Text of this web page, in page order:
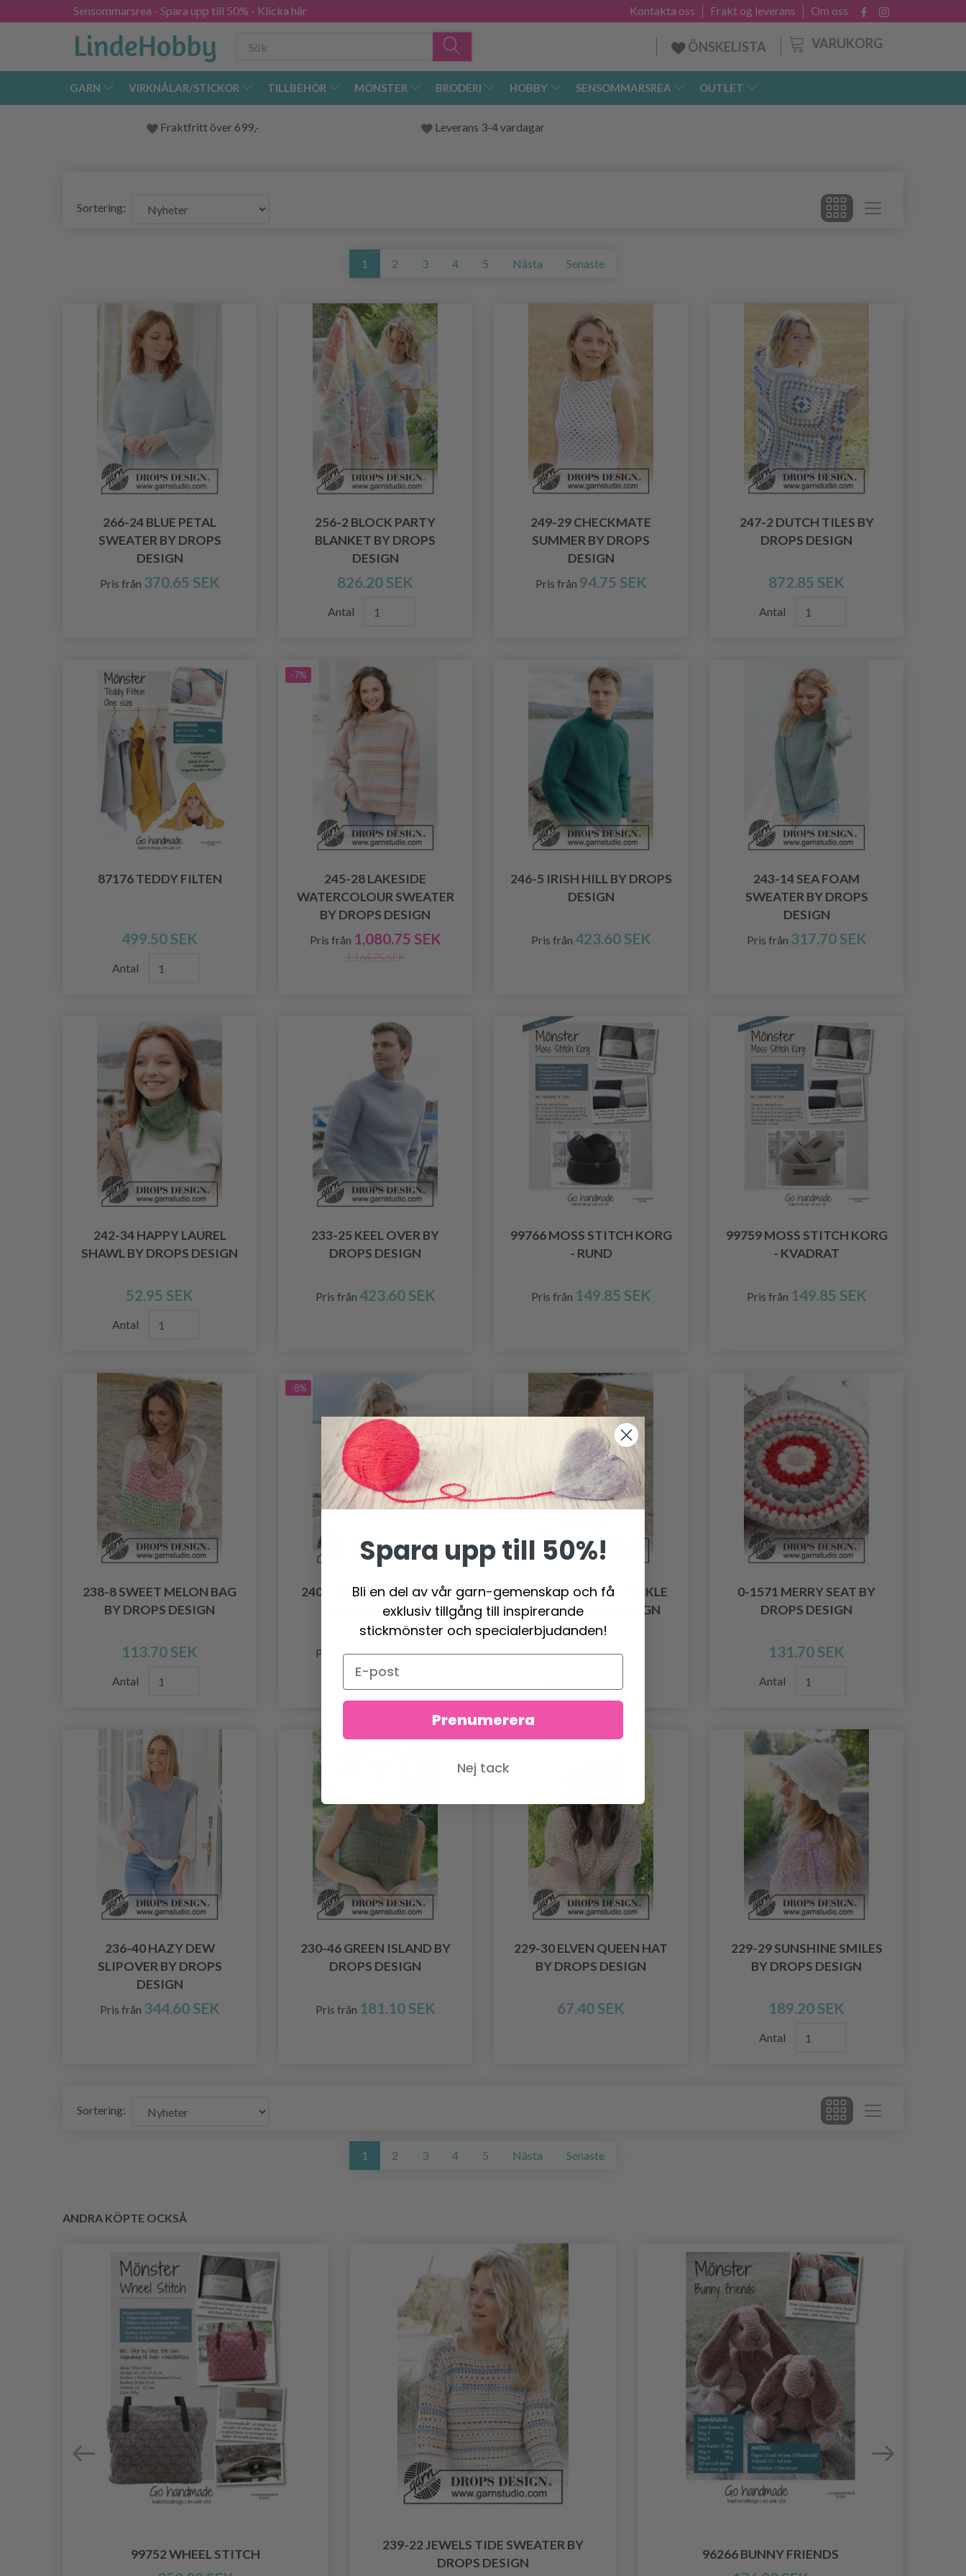
Sensommarsrea - Spara upp till 50% - Klicka här Om oss
Frakt og leverans
Kontakta oss
VARUKORG
ÖNSKELISTA
GARN VIRKNÅLAR/STICKOR TILLBEHÖR MÖNSTER BRODERI HOBBY SENSOMMARSREA OUTLET
Fraktfritt över 699,- Leverans 3-4 vardagar
Sortering:
1 2 3 4 5 Nästa Senaste
266-24 BLUE PETAL
SWEATER BY DROPS
DESIGN
Pris från 370.65 SEK
256-2 BLOCK PARTY
BLANKET BY DROPS
DESIGN
826.20 SEK
Antal
249-29 CHECKMATE
SUMMER BY DROPS
DESIGN
Pris från 94.75 SEK
247-2 DUTCH TILES BY
DROPS DESIGN
872.85 SEK
Antal
87176 TEDDY FILTEN
499.50 SEK
Antal
-7%
245-28 LAKESIDE
WATERCOLOUR SWEATER
BY DROPS DESIGN
Pris från 1,080.75 SEK
1,164.75 SEK
246-5 IRISH HILL BY DROPS
DESIGN
Pris från 423.60 SEK
243-14 SEA FOAM
SWEATER BY DROPS
DESIGN
Pris från 317.70 SEK
242-34 HAPPY LAUREL
SHAWL BY DROPS DESIGN
52.95 SEK
Antal
233-25 KEEL OVER BY
DROPS DESIGN
Pris från 423.60 SEK
99766 MOSS STITCH KORG
- RUND
Pris från 149.85 SEK
99759 MOSS STITCH KORG
- KVADRAT
Pris från 149.85 SEK
238-8 SWEET MELON BAG
BY DROPS DESIGN
113.70 SEK
Antal
-8%
240-2 WAVE BREAKER BY
DROPS DESIGN
Pris från379.50 SEK
414.50 SEK
238-7 TANGERINE TICKLE
BAG BY DROPS DESIGN
113.70 SEK
0-1571 MERRY SEAT BY
DROPS DESIGN
131.70 SEK
Antal
236-40 HAZY DEW
SLIPOVER BY DROPS
DESIGN
Pris från 344.60 SEK
230-46 GREEN ISLAND BY
DROPS DESIGN
Pris från 181.10 SEK
229-30 ELVEN QUEEN HAT
BY DROPS DESIGN
67.40 SEK
229-29 SUNSHINE SMILES
BY DROPS DESIGN
189.20 SEK
Antal
Sortering:
1 2 3 4 5 Nästa Senaste
ANDRA KÖPTE OCKSÅ
99752 WHEEL STITCH
239-22 JEWELS TIDE SWEATER BY
DROPS DESIGN
96266 BUNNY FRIENDS
Spara upp till 50%!
Bli en del av vår garn-gemenskap och få
exklusiv tillgång till inspirerande
stickmönster och specialerbjudanden!
Prenumerera
Nej tack